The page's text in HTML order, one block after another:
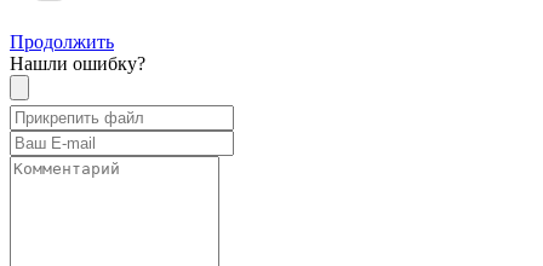
Продолжить
Нашли ошибку?